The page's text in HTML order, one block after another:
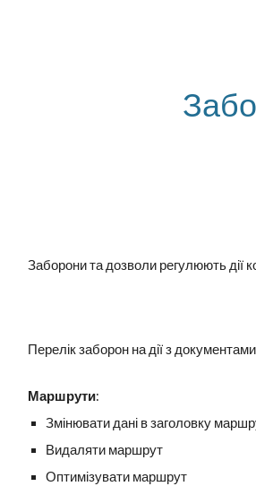
Заборони та дозволи регулюють дії
Перелік заборон на дії з
Маршрути:
Змінювати дані в заголовку
Видаляти маршрут
Оптимізувати маршрут